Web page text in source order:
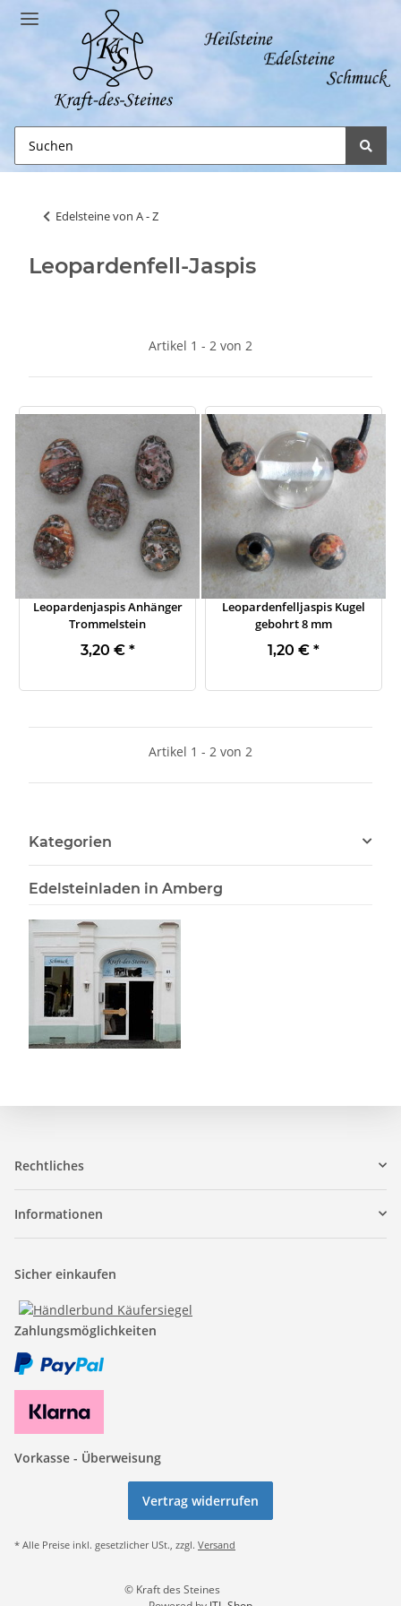
Edelsteine von A - Z
Leopardenfell-Jaspis
Artikel 1 - 2 von 2
Leopardenjaspis Anhänger
Trommelstein
3,20 € *
Leopardenfelljaspis Kugel
gebohrt 8 mm
1,20 € *
Artikel 1 - 2 von 2
Kategorien
Edelsteinladen in Amberg
Rechtliches
Informationen
Sicher einkaufen
Zahlungsmöglichkeiten
Vorkasse - Überweisung
Vertrag widerrufen
* Alle Preise inkl. gesetzlicher USt., zzgl. Versand
© Kraft des Steines